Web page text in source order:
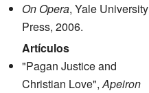
On Opera, Yale University
Press, 2006.
Artículos
"Pagan Justice and
Christian Love",Apeiron